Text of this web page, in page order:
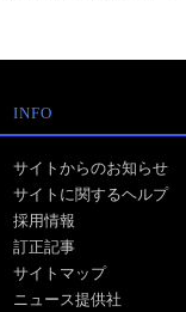
INFO
サイトからのお知らせ
サイトに関するヘルプ
採用情報
訂正記事
サイトマップ
ニュース提供社